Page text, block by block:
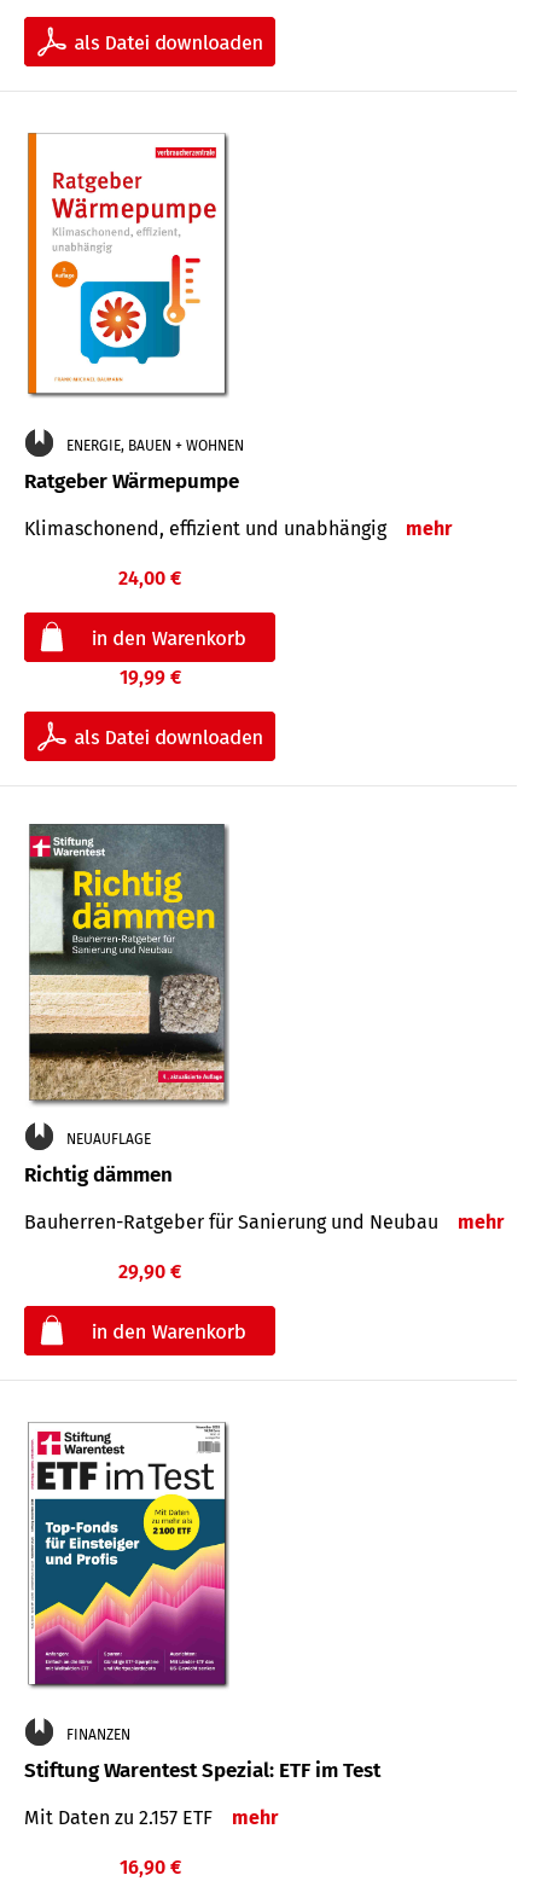
ENERGIE, BAUEN + WOHNEN
Ratgeber Wärmepumpe
Klimaschonend, effizient und unabhängig mehr
24,00 €
19,99 €
NEUAUFLAGE
Richtig dämmen
Bauherren-Ratgeber für Sanierung und Neubau mehr
29,90 €
FINANZEN
Stiftung Warentest Spezial: ETF im Test
Mit Daten zu 2.157 ETF mehr
16,90 €